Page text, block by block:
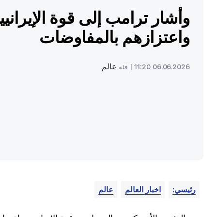
وأشار ترامب إلى قوة
واعتزازهم بالمفاوضات
06.06.2026 11:20 | فئة عالم
رئيسي: اخبار العالم عالم